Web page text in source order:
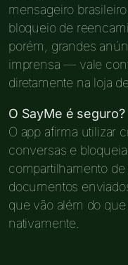
mensageiro
bloqueio de
porém, grandes
imprensa — vale
diretamente na loja
O SayMe é seguro?
O app afirma utilizar
conversas e
compartilhamento
documentos
que vão além do
nativamente.